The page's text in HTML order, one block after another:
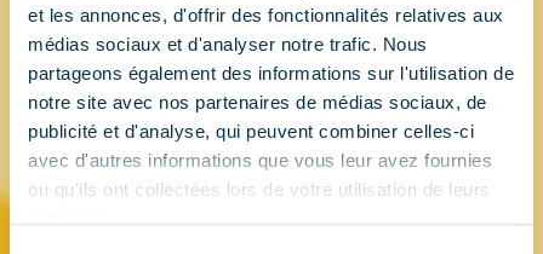
et les annonces, d'offrir des fonctionnalités relatives aux
médias sociaux et d'analyser notre trafic. Nous
partageons également des informations sur l'utilisation de
notre site avec nos partenaires de médias sociaux, de
publicité et d'analyse, qui peuvent combiner celles-ci
avec d'autres informations que vous leur avez fournies
ou qu'ils ont collectées lors de votre utilisation de leurs
Orthogem
Developpement